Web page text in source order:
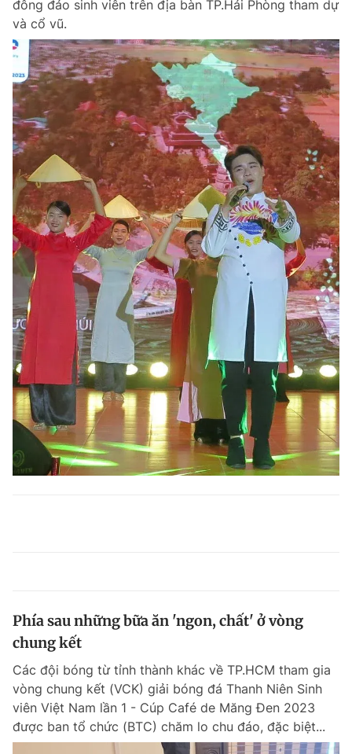
đông đảo sinh viên trên địa bàn TP.Hải Phòng tham dự
và cổ vũ.
Phía sau những bữa ăn 'ngon, chất' ở vòng
chung kết
Các đội bóng từ tỉnh thành khác về TP.HCM tham gia
vòng chung kết (VCK) giải bóng đá Thanh Niên Sinh
viên Việt Nam lần 1 - Cúp Café de Măng Đen 2023
được ban tổ chức (BTC) chăm lo chu đáo, đặc biệt...